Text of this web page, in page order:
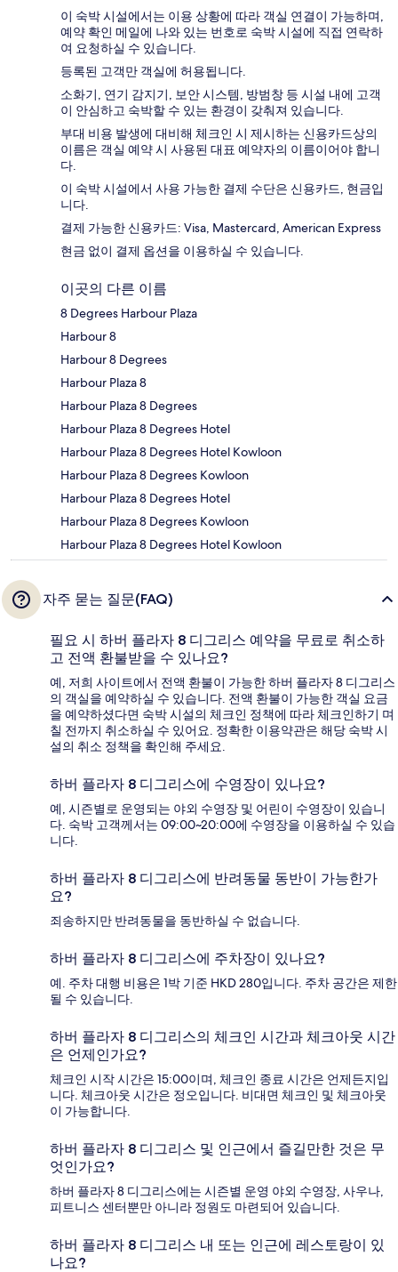
이 숙박 시설에서는 이용 상황에 따라 객실 연결이 가능하며,
예약 확인 메일에 나와 있는 번호로 숙박 시설에 직접 연락하
여 요청하실 수 있습니다.
등록된 고객만 객실에 허용됩니다.
소화기, 연기 감지기, 보안 시스템, 방범창 등 시설 내에 고객
이 안심하고 숙박할 수 있는 환경이 갖춰져 있습니다.
부대 비용 발생에 대비해 체크인 시 제시하는 신용카드상의
이름은 객실 예약 시 사용된 대표 예약자의 이름이어야 합니
다.
이 숙박 시설에서 사용 가능한 결제 수단은 신용카드, 현금입
니다.
결제 가능한 신용카드: Visa, Mastercard, American Express
현금 없이 결제 옵션을 이용하실 수 있습니다.
이곳의 다른 이름
8 Degrees Harbour Plaza
Harbour 8
Harbour 8 Degrees
Harbour Plaza 8
Harbour Plaza 8 Degrees
Harbour Plaza 8 Degrees Hotel
Harbour Plaza 8 Degrees Hotel Kowloon
Harbour Plaza 8 Degrees Kowloon
Harbour Plaza 8 Degrees Hotel
Harbour Plaza 8 Degrees Kowloon
Harbour Plaza 8 Degrees Hotel Kowloon
자주 묻는 질문(FAQ)
필요 시 하버 플라자 8 디그리스 예약을 무료로 취소하
고 전액 환불받을 수 있나요?
예, 저희 사이트에서 전액 환불이 가능한 하버 플라자 8 디그리스
의 객실을 예약하실 수 있습니다. 전액 환불이 가능한 객실 요금
을 예약하셨다면 숙박 시설의 체크인 정책에 따라 체크인하기 며
칠 전까지 취소하실 수 있어요. 정확한 이용약관은 해당 숙박 시
설의 취소 정책을 확인해 주세요.
하버 플라자 8 디그리스에 수영장이 있나요?
예, 시즌별로 운영되는 야외 수영장 및 어린이 수영장이 있습니
다. 숙박 고객께서는 09:00~20:00에 수영장을 이용하실 수 있습
니다.
하버 플라자 8 디그리스에 반려동물 동반이 가능한가
요?
죄송하지만 반려동물을 동반하실 수 없습니다.
하버 플라자 8 디그리스에 주차장이 있나요?
예. 주차 대행 비용은 1박 기준 HKD 280입니다. 주차 공간은 제한
될 수 있습니다.
하버 플라자 8 디그리스의 체크인 시간과 체크아웃 시간
은 언제인가요?
체크인 시작 시간은 15:00이며, 체크인 종료 시간은 언제든지입
니다. 체크아웃 시간은 정오입니다. 비대면 체크인 및 체크아웃
이 가능합니다.
하버 플라자 8 디그리스 및 인근에서 즐길만한 것은 무
엇인가요?
하버 플라자 8 디그리스에는 시즌별 운영 야외 수영장, 사우나,
피트니스 센터뿐만 아니라 정원도 마련되어 있습니다.
하버 플라자 8 디그리스 내 또는 인근에 레스토랑이 있
나요?